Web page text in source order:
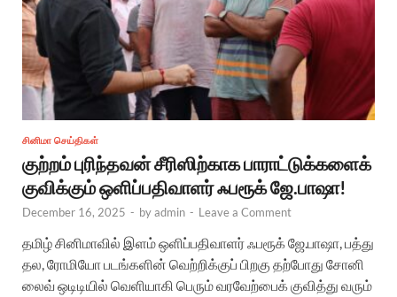
சினிமா செய்திகள்
குற்றம் புரிந்தவன் சீரிஸிற்காக பாராட்டுக்களைக்
குவிக்கும் ஒளிப்பதிவாளர் ஃபரூக் ஜே.பாஷா!
December 16, 2025 - byadmin - Leave a Comment
தமிழ் சினிமாவில் இளம் ஒளிப்பதிவாளர் ஃபரூக் ஜே.பாஷா, பத்து
தல, ரோமியோ படங்களின் வெற்றிக்குப் பிறகு தற்போது சோனி
லைவ் ஒடிடியில் வெளியாகி பெரும் வரவேற்பைக் குவித்து வரும்